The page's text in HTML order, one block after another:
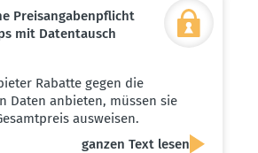
Preis­an­ga­ben­pflicht
mit Daten­tausch
Rabatte gegen die
Daten anbieten, müssen sie
ausweisen.
ganzen Text lesen